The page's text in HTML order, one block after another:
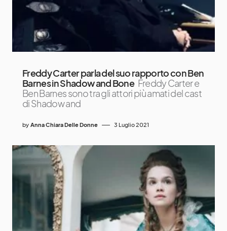
Freddy Carter parla del suo rapporto con Ben
Barnes in Shadow and Bone Freddy Carter e
Ben Barnes sono tra gli attori più amati del cast
di Shadow and
by Anna Chiara Delle Donne 3 Luglio 2021